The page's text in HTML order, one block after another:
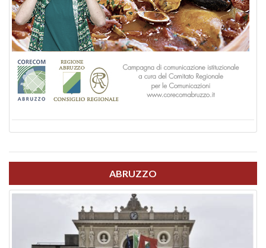
ABRUZZO